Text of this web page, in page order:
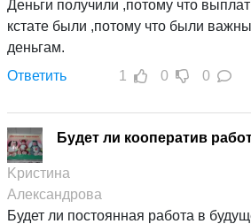
это ОЧЕНЬ ИНТЕРЕСНО !!!
Деньги получили ,потому что
кстате были ,потому что были
деньгам.
Ответить
1 0 0
Будет ли кооператив
Κристина
Αлександрова
Будет ли постоянная работа в